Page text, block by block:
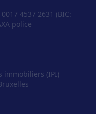
4537 2631 (BIC:
police
immobiliers (IPI)